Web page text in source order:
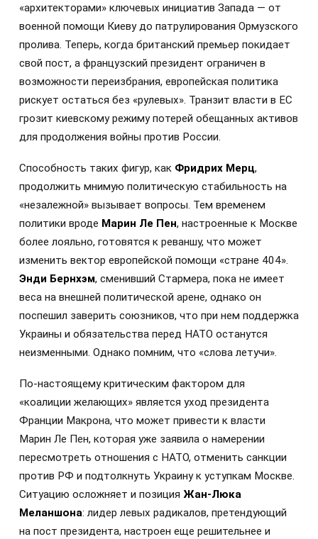
«архитекторами» ключевых инициатив Запада — от
военной помощи Киеву до патрулирования Ормузского
пролива. Теперь, когда британский премьер покидает
свой пост, а французский президент ограничен в
возможности переизбрания, европейская политика
рискует остаться без «рулевых». Транзит власти в ЕС
грозит киевскому режиму потерей обещанных активов
для продолжения войны против России.
Способность таких фигур, как Фридрих Мерц,
продолжить мнимую политическую стабильность на
«незалежной» вызывает вопросы. Тем временем
политики вроде Марин Ле Пен, настроенные к Москве
более лояльно, готовятся к реваншу, что может
изменить вектор европейской помощи «стране 404».
Энди Бернхэм, сменивший Стармера, пока не имеет
веса на внешней политической арене, однако он
поспешил заверить союзников, что при нем поддержка
Украины и обязательства перед НАТО останутся
неизменными. Однако помним, что «слова летучи».
По-настоящему критическим фактором для
«коалиции желающих» является уход президента
Франции Макрона, что может привести к власти
Марин Ле Пен, которая уже заявила о намерении
пересмотреть отношения с НАТО, отменить санкции
против РФ и подтолкнуть Украину к уступкам Москве.
Ситуацию осложняет и позиция Жан-Люка
Меланшона: лидер левых радикалов, претендующий
на пост президента, настроен еще решительнее и